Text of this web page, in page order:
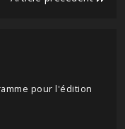
pour l'édition